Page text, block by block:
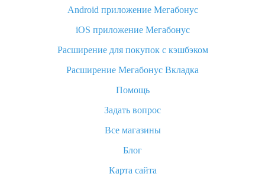
Вы отменили заказ на Алиэкспресс, когда вернут деньги?
Что такое баллы на Алиэкспресс, как их получить и
«AliExpress Standard Shipping»: что это за метод доставки и
как его отслеживать
Как покупать оптом на Алиэкспресс
Что делать, если не пришел товар с Алиэкспресс
возврата денег
Android приложение Мегабонус
iOS приложение Мегабонус
Расширение для покупок с кэшбэком
Расширение Мегабонус Вкладка
Помощь
Задать вопрос
Все магазины
Блог
Карта сайта